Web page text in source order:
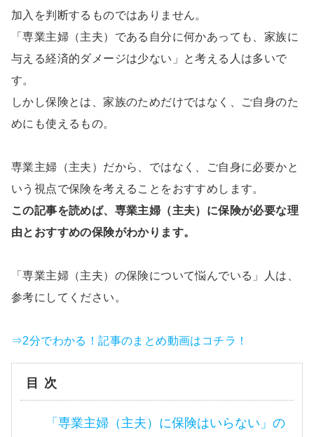
加入を判断するものではありません。
「専業主婦（主夫）である自分に何かあっても、家族に
与える経済的ダメージは少ない」と考える人は多いで
す。
しかし保険とは、家族のためだけではなく、ご自身のた
めにも使えるもの。
専業主婦（主夫）だから、ではなく、ご自身に必要かと
いう視点で保険を考えることをおすすめします。
この記事を読めば、専業主婦（主夫）に保険が必要な理
由とおすすめの保険がわかります。
「専業主婦（主夫）の保険について悩んでいる」人は、
参考にしてください。
⇒2分でわかる！記事のまとめ動画はコチラ！
目次
「専業主婦（主夫）に保険はいらない」の